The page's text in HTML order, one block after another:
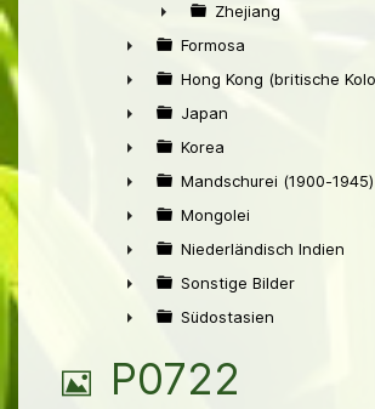
►
►
Zhejiang
►
Formosa
►
Hong Kong (britische
►
Japan
►
Korea
►
Mandschurei (1900-1945)
►
Mongolei
►
Niederländisch Indien
►
Sonstige Bilder
Südostasien
B
P0722